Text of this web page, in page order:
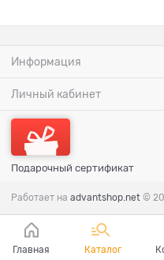
Информация
Личный кабинет
Подарочный сертификат
Работает на advantshop.net ©
Главная Каталог